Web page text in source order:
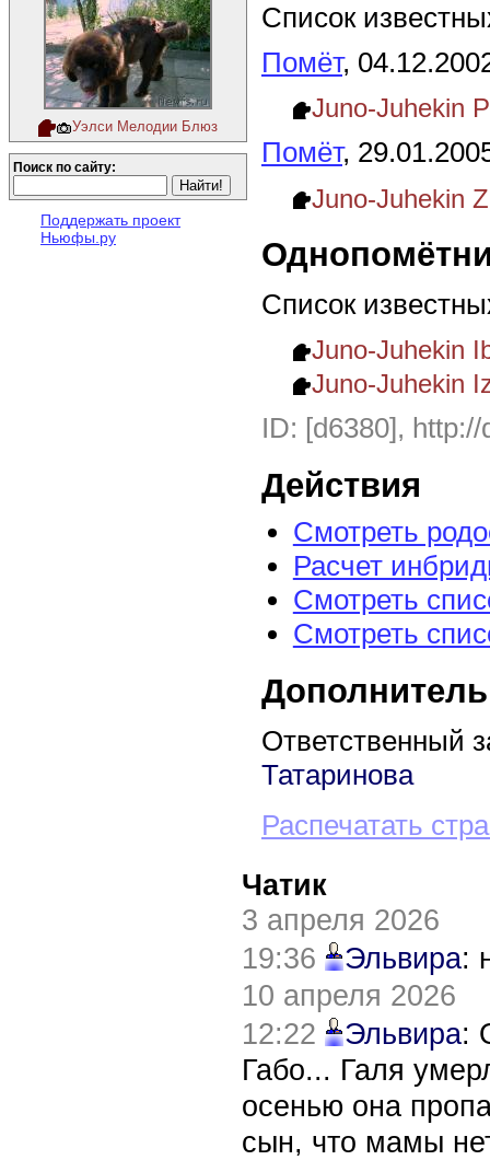
Уэлси Мелодии Блюз
Поиск по сайту:
Поддержать проект
Ньюфы.ру
Список
Помёт,
Juno-Juhekin
Помёт,
Juno-Juhekin
Список
Juno-Juhekin
Juno-Juhekin
ID: [d6380],
Действия
Смотреть
Расчет
Смотреть
Смотреть
Ответственный
Татаринова
Распечатать
Чатик
3 апреля 2026
19:36
Эльвира:
10 апреля 2026
12:22
Эльвира:
Габо... Галя
осенью она
сын, что мамы